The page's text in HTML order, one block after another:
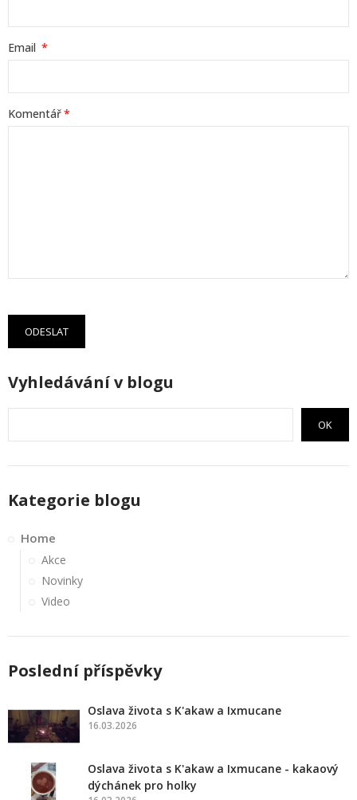
Email
Komentář
ODESLAT
Vyhledávání v blogu
OK
Kategorie blogu
Home
Akce
Novinky
Video
Poslední příspěvky
Oslava života s K'akaw a Ixmucane
16.03.2026
Oslava života s K'akaw a Ixmucane - kakaový
dýchánek pro holky